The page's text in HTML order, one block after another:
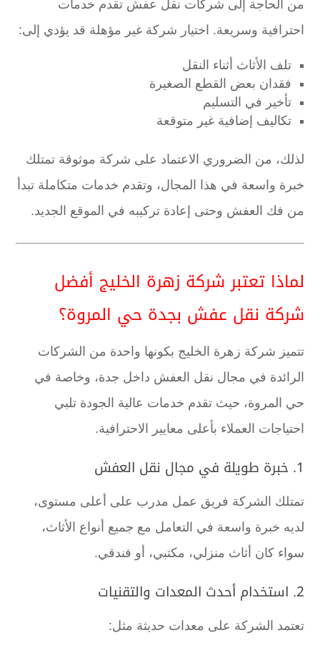
من الحاجة إلى شركات نقل عفش تقدم خدمات
احترافية وسريعة. اختيار شركة غير مؤهلة قد يؤدي إلى:
تلف الأثاث أثناء النقل
فقدان بعض القطع الصغيرة
تأخير في التسليم
تكاليف إضافية غير متوقعة
لذلك، من الضروري الاعتماد على شركة موثوقة تمتلك
خبرة واسعة في هذا المجال، وتقدم خدمات متكاملة تبدأ
من فك العفش وحتى إعادة تركيبه في الموقع الجديد.
لماذا تعتبر شركة زهرة الخليج أفضل
شركة نقل عفش بجدة حي المروة؟
تتميز شركة زهرة الخليج بكونها واحدة من الشركات
الرائدة في مجال نقل العفش داخل جدة، وخاصة في
حي المروة، حيث تقدم خدمات عالية الجودة تلبي
احتياجات العملاء بأعلى معايير الاحترافية.
1. خبرة طويلة في مجال نقل العفش
تمتلك الشركة فريق عمل مدرب على أعلى مستوى،
لديه خبرة واسعة في التعامل مع جميع أنواع الأثاث،
سواء كان أثاث منزلي، مكتبي، أو فندقي.
2. استخدام أحدث المعدات والتقنيات
تعتمد الشركة على معدات حديثة مثل: